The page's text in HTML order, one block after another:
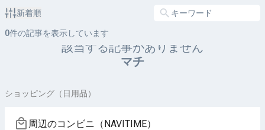
新着順
0件の記事を表示しています
該当する記事がありません
マチ
ショッピング（日用品）
周辺のコンビニ（NAVITIME）